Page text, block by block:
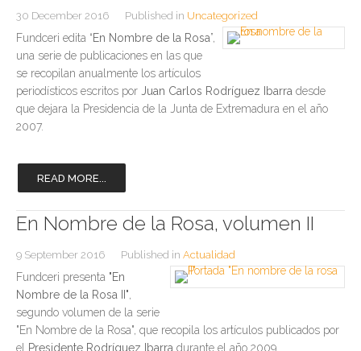
30 December 2016 Published in Uncategorized
Fundceri edita “En Nombre de la Rosa”,
una serie de publicaciones en las que
se recopilan anualmente los artículos
periodísticos escritos por Juan Carlos Rodríguez Ibarra desde
que dejara la Presidencia de la Junta de Extremadura en el año
2007.
READ MORE...
En Nombre de la Rosa, volumen II
9 September 2016 Published in Actualidad
Fundceri presenta "En
Nombre de la Rosa II"
segundo volumen de la serie
"En Nombre de la Rosa", que recopila los artículos publicados por
el
Presidente Rodríguez Ibarra durante el año 2009.